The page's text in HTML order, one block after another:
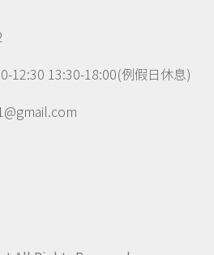
12:30 13:30-18:00(例假日休息)